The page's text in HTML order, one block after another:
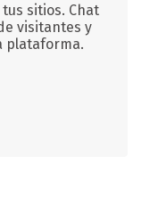
sitios. Chat
visitantes y
plataforma.